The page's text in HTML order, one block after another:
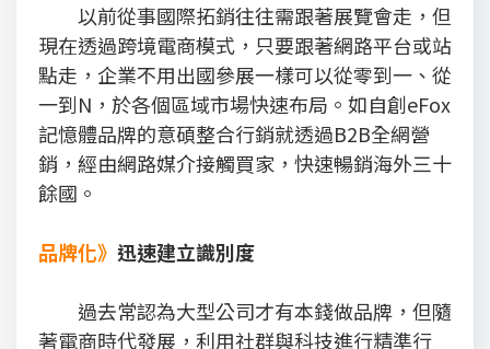
以前從事國際拓銷往往需跟著展覽會走，但
現在透過跨境電商模式，只要跟著網路平台或站
點走，企業不用出國參展一樣可以從零到一、從
一到N，於各個區域市場快速布局。如自創eFox
記憶體品牌的意碩整合行銷就透過B2B全網營
銷，經由網路媒介接觸買家，快速暢銷海外三十
餘國。
品牌化》 迅速建立識別度
過去常認為大型公司才有本錢做品牌，但隨
著電商時代發展，利用社群與科技進行精準行